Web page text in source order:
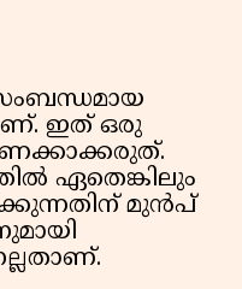
ഇത് ഒരു
ഏതെങ്കിലും
മുൻപ്